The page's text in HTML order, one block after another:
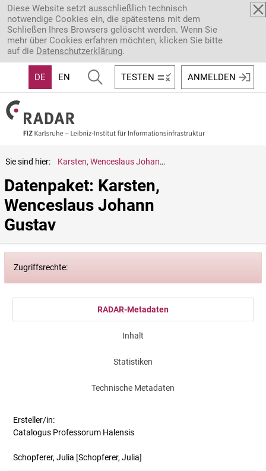
Direkt zum Inhalt
Diese Website setzt ausschließlich technisch
notwendige Cookies ein, die spätestens mit dem
Schließen Ihres Browsers gelöscht werden. Wenn Sie
mehr über Cookies erfahren möchten, klicken Sie bitte
auf die Datenschutzerklärung.
DE EN TESTEN ANMELDEN
Sie sind hier: Karsten, Wenceslaus Johann Gustav
Datenpaket: Karsten,
Wenceslaus Johann
Gustav
Zugriffsrechte:
RADAR-Metadaten
Inhalt
Statistiken
Technische Metadaten
Ersteller/in:
Catalogus Professorum Halensis
Schopferer, Julia [Schopferer, Julia]